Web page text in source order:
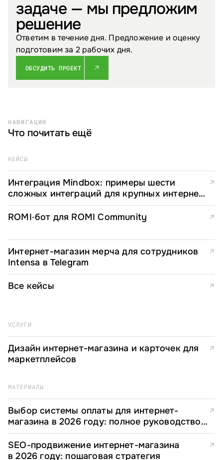
задаче — мы предложим
решение
Ответим в течение дня. Предложение и оценку
подготовим за 2 рабочих дня.
ОБСУДИТЬ ПРОЕКТ
НАВИГАЦИЯ
Что почитать ещё
КЕЙСЫ
Интеграция Mindbox: примеры шести
сложных интеграций для крупных интернет-
магазинов
↗
ROMI‑бот для ROMI Community ↗
Интернет-магазин мерча для сотрудников
Intensa в Telegram
↗
Все кейсы ↗
УСЛУГИ
Дизайн интернет-магазина и карточек для
маркетплейсов
↗
МАТЕРИАЛЫ
Выбор системы оплаты для интернет-
магазина в 2026 году: полное руководство
для e-commerce директоров
↗
SEO-продвижение интернет-магазина
в 2026 году: пошаговая стратегия
↗